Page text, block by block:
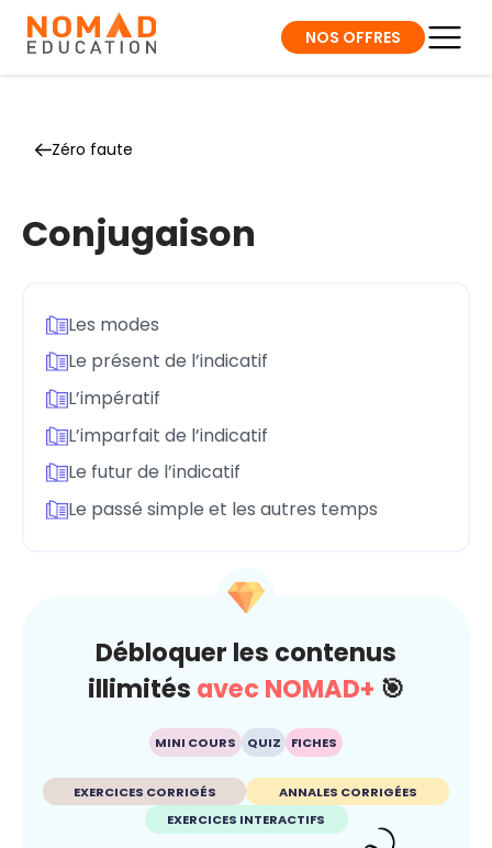
NOS OFFRES
Zéro faute
Conjugaison
Les modes
Le présent de l’indicatif
L’impératif
L’imparfait de l’indicatif
Le futur de l’indicatif
Le passé simple et les autres temps
Débloquer les contenus
illimités avec NOMAD+ 🎯
MINI COURS QUIZ FICHES
EXERCICES CORRIGÉS
ANNALES CORRIGÉES
EXERCICES INTERACTIFS